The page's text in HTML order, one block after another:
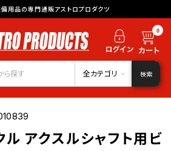
備用品の専門通販アストロプロダクツ
0
全カテゴリ 検索
ル アクスルシャフト用ビ